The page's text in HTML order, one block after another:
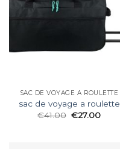
SAC DE VOYAGE A ROULETTE
sac de voyage a roulette
€41.00 €27.00